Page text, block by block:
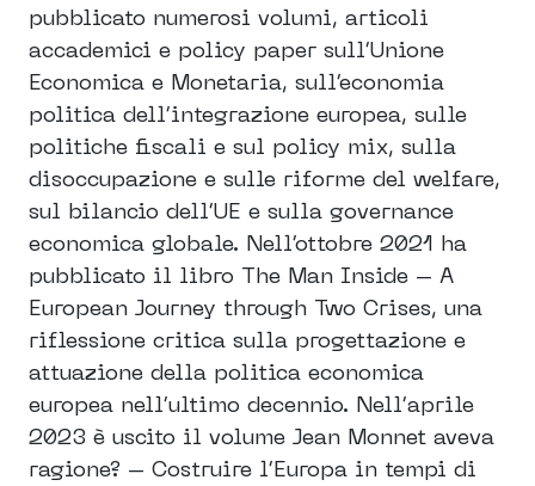
pubblicato numerosi volumi, articoli
accademici e policy paper sull’Unione
Economica e Monetaria, sull’economia
politica dell’integrazione europea, sulle
politiche fiscali e sul policy mix, sulla
disoccupazione e sulle riforme del welfare,
sul bilancio dell’UE e sulla governance
economica globale. Nell’ottobre 2021 ha
pubblicato il libro The Man Inside – A
European Journey through Two Crises, una
riflessione critica sulla progettazione e
attuazione della politica economica
europea nell’ultimo decennio. Nell’aprile
2023 è uscito il volume Jean Monnet aveva
ragione? – Costruire l’Europa in tempi di